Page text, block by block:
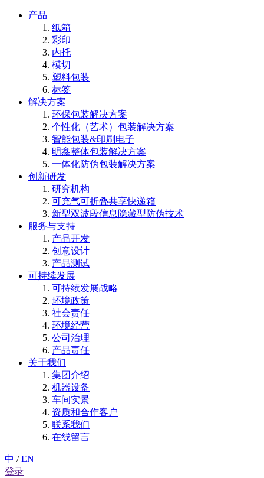
产品
纸箱
彩印
内托
模切
塑料包装
标签
解决方案
环保包装解决方案
个性化（艺术）包装解决方案
智能包装&印刷电子
明鑫整体包装解决方案
一体化防伪包装解决方案
创新研发
研究机构
可充气可折叠共享快递箱
新型双波段信息隐藏型防伪技术
服务与支持
产品开发
创意设计
产品测试
可持续发展
可持续发展战略
环境政策
社会责任
环境经营
公司治理
产品责任
关于我们
集团介绍
机器设备
车间实景
资质和合作客户
联系我们
在线留言
中 / EN
登录